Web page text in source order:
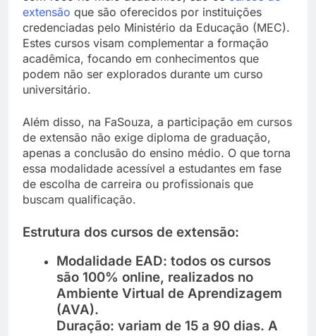
extensão que são oferecidos por instituições
credenciadas pelo Ministério da Educação (MEC).
Estes cursos visam complementar a formação
acadêmica, focando em conhecimentos que
podem não ser explorados durante um curso
universitário.
Além disso, na FaSouza, a participação em cursos
de extensão não exige diploma de graduação,
apenas a conclusão do ensino médio. O que torna
essa modalidade acessível a estudantes em fase
de escolha de carreira ou profissionais que
buscam qualificação.
Estrutura dos cursos de extensão:
Modalidade EAD: todos os cursos
são 100% online, realizados no
Ambiente Virtual de Aprendizagem
(AVA).
Duração: variam de 15 a 90 dias. A